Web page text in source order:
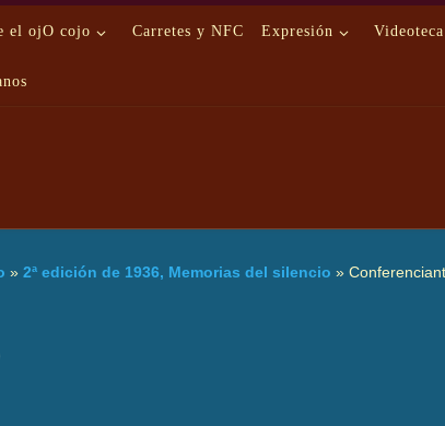
el ojO cojo Carretes y NFC Expresión
» 2ª edición de 1936, Memorias del silencio »